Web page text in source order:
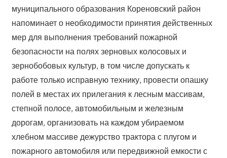
муниципального образования Кореновский район
напоминает о необходимости принятия действенных
мер для выполнения требований пожарной
безопасности на полях зерновых колосовых и
зернобобовых культур, в том числе допускать к
работе только исправную технику, провести опашку
полей в местах их прилегания к лесным массивам,
степной полосе, автомобильным и железным
дорогам, организовать на каждом убираемом
хлебном массиве дежурство трактора с плугом и
пожарного автомобиля или передвижной емкости с